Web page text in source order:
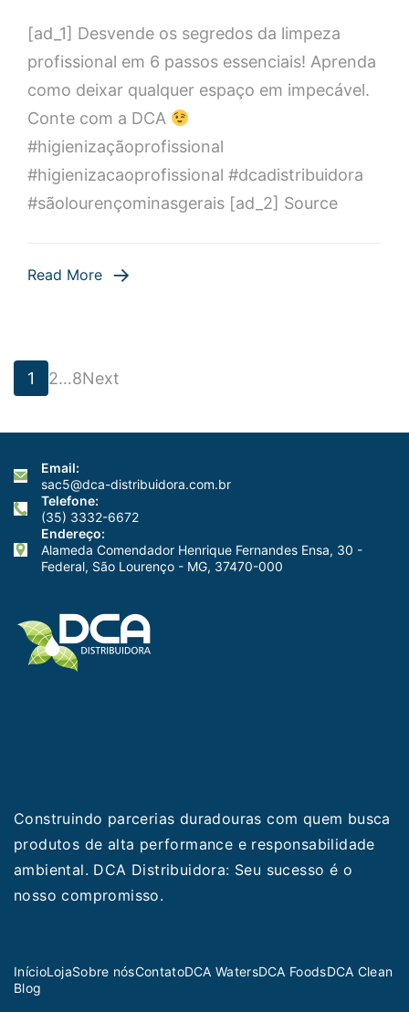
os
segredos
6
passos
Aprenda
[ad_1] Desvende os segredos da limpeza
profissional em 6 passos essenciais! Aprenda
como deixar qualquer espaço em impecável.
Conte com a DCA
#higienizaçãoprofissional
#higienizacaoprofissional #dcadistribuidora
#sãolourençominasgerais [ad_2] Source
Read More
Paginação
de
posts
Page
1 Page
2…Page
8Next
Email:
sac5@dca-distribuidora.com.br
Telefone:
(35) 3332-6672
Endereço:
Alameda Comendador Henrique Fernandes Ensa, 30 -
Federal, São Lourenço - MG, 37470-000
Construindo parcerias duradouras com quem busca
produtos de alta performance e responsabilidade
ambiental. DCA Distribuidora: Seu sucesso é o
nosso compromisso.
InícioLojaSobre nósContatoDCA WatersDCA FoodsDCA Clean
Blog